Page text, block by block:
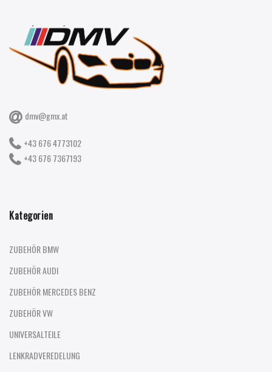
dmv@gmx.at
+43 676 4773102
+43 676 7367193
Kategorien
ZUBEHÖR BMW
ZUBEHÖR AUDI
ZUBEHÖR MERCEDES BENZ
ZUBEHÖR VW
UNIVERSALTEILE
LENKRADVEREDELUNG